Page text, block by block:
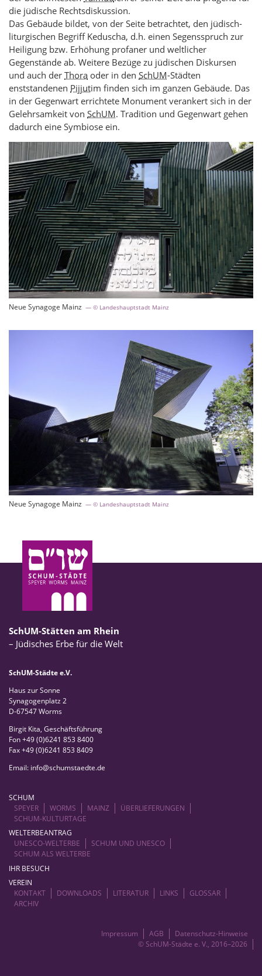
die jüdische Rechtsdiskussion.
Das Gebäude bildet, von der Seite betrachtet, den jüdisch-
liturgischen Begriff Keduscha, d.h. einen Segensspruch zur
Heiligung bzw. Erhöhung profaner und weltlicher
Gegenstände ab. Weitere Bezüge zu jüdischen Diskursen
und auch der Thora oder in den SchUM-Städten
enststandenen Pijjutim finden sich im ganzen Gebäude. Das
in der Gegenwart errichtete Monument verankert sich in der
Gelehrsamkeit von SchUM. Tradition und Gegenwart gehen
dadurch eine Symbiose ein.
Neue Synagoge Mainz © Landeshauptstadt Mainz
Neue Synagoge Mainz © Landeshauptstadt Mainz
SchUM-Stätten am Rhein
– Jüdisches Erbe für die Welt
SchUM-Städte e.V.
Haus zur Sonne
Synagogenplatz 2
D-67547 Worms
Birgit Kita, Geschäftsführung
Fon +49 (0)6241 853 8400
Fax +49 (0)6241 853 8409
Email: info@schumstaedte.de
SCHUM
SPEYER
WORMS MAINZ
ÜBERLIEFERUNGEN
SCHUM-KULTURTAGE
WELTERBEANTRAG
UNESCO-WELTERBE
SCHUM UND UNESCO
SCHUM ALS WELTERBE
IHR BESUCH
VEREIN
KONTAKT
DOWNLOADS LITERATUR LINKS
GLOSSAR
ARCHIV
Impressum AGB
Datenschutz-Hinweise
© SchUM-Städte e. V., 2016–2026